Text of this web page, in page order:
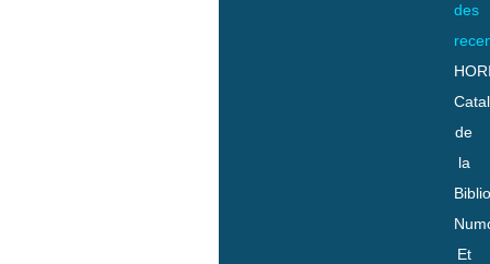
des
de
la
Et